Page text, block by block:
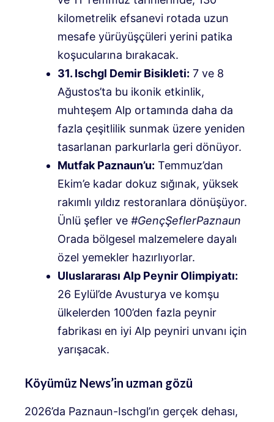
kilometrelik efsanevi rotada uzun
mesafe yürüyüşçüleri yerini patika
koşucularına bırakacak.
31. Ischgl Demir Bisikleti: 7 ve 8
Ağustos’ta bu ikonik etkinlik,
muhteşem Alp ortamında daha da
fazla çeşitlilik sunmak üzere yeniden
tasarlanan parkurlarla geri dönüyor.
Mutfak Paznaun’u: Temmuz’dan
Ekim’e kadar dokuz sığınak, yüksek
rakımlı yıldız restoranlara dönüşüyor.
Ünlü şefler ve #GençŞeflerPaznaun
Orada bölgesel malzemelere dayalı
özel yemekler hazırlıyorlar.
Uluslararası Alp Peynir Olimpiyatı:
26 Eylül’de Avusturya ve komşu
ülkelerden 100’den fazla peynir
fabrikası en iyi Alp peyniri unvanı için
yarışacak.
Köyümüz News’in uzman gözü
2026’da Paznaun-Ischgl’ın gerçek dehası,